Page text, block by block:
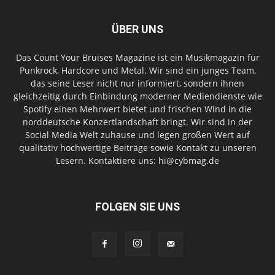
ÜBER UNS
Das Count Your Bruises Magazine ist ein Musikmagazin für
Punkrock, Hardcore und Metal. Wir sind ein junges Team,
das seine Leser nicht nur informiert, sondern ihnen
gleichzeitig durch Einbindung moderner Mediendienste wie
Spotify einen Mehrwert bietet und frischen Wind in die
norddeutsche Konzertlandschaft bringt. Wir sind in der
Social Media Welt zuhause und legen großen Wert auf
qualitativ hochwertige Beiträge sowie Kontakt zu unseren
Lesern. Kontaktiere uns: hi@cybmag.de
FOLGEN SIE UNS